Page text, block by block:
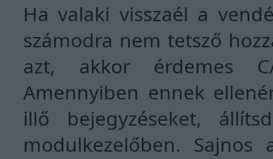
Ha valaki visszaél a
számodra nem tetsző
azt, akkor érdemes
Amennyiben ennek
illő bejegyzéseket,
modulkezelőben.